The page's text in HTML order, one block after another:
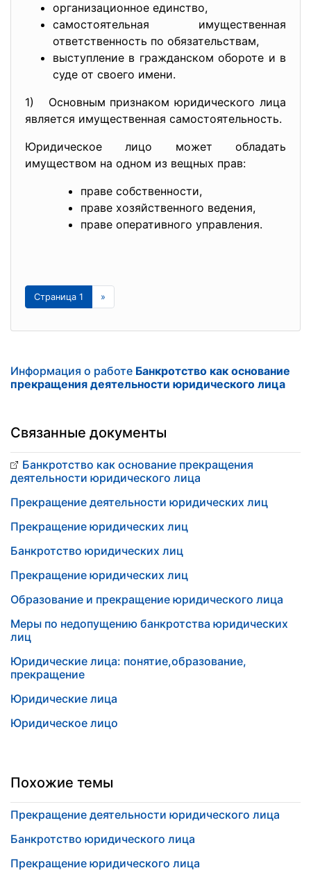
организационное единство,
самостоятельная имущественная
ответственность по обязательствам,
выступление в гражданском обороте и в
суде от своего имени.
1) Основным признаком юридического лица
является имущественная самостоятельность.
Юридическое лицо может обладать
имуществом на одном из вещных прав:
праве собственности,
праве хозяйственного ведения,
праве оперативного управления.
Страница 1 »
Информация о работе Банкротство как основание
прекращения деятельности юридического лица
Связанные документы
Банкротство как основание прекращения
деятельности юридического лица
Прекращение деятельности юридических лиц
Прекращение юридических лиц
Банкротство юридических лиц
Прекращение юридических лиц
Образование и прекращение юридического лица
Меры по недопущению банкротства юридических
лиц
Юридические лица: понятие,образование,
прекращение
Юридические лица
Юридическое лицо
Похожие темы
Прекращение деятельности юридического лица
Банкротство юридического лица
Прекращение юридического лица